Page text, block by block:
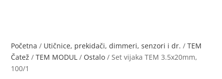
Početna / Utičnice, prekidači, dimmeri, senzori i dr. /TEM
Čatež /TEM MODUL / Ostalo / Set vijaka TEM 3.5x20mm,
100/1